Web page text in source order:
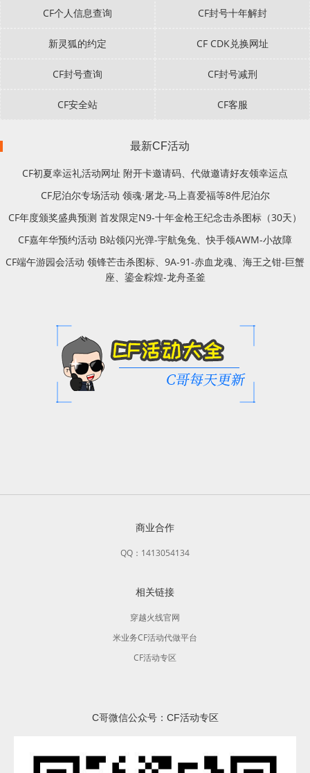
CF个人信息查询 CF封号十年解封
新灵狐的约定 CF CDK兑换网址
CF封号查询 CF封号减刑
CF安全站 CF客服
最新CF活动
CF初夏幸运礼活动网址 附开卡邀请码、代做邀请好友领幸运点
CF尼泊尔专场活动 领魂·屠龙-马上喜爱福等8件尼泊尔
CF年度颁奖盛典预测 首发限定N9-十年金枪王纪念击杀图标（30天）
CF嘉年华预约活动 B站领闪光弹-宇航兔兔、快手领AWM-小故障
CF端午游园会活动 领锋芒击杀图标、9A-91-赤血龙魂、海王之钳-巨蟹
座、鎏金粽煌-龙舟圣釜
商业合作
QQ：1413054134
相关链接
穿越火线官网
米业务CF活动代做平台
CF活动专区
C哥微信公众号：CF活动专区